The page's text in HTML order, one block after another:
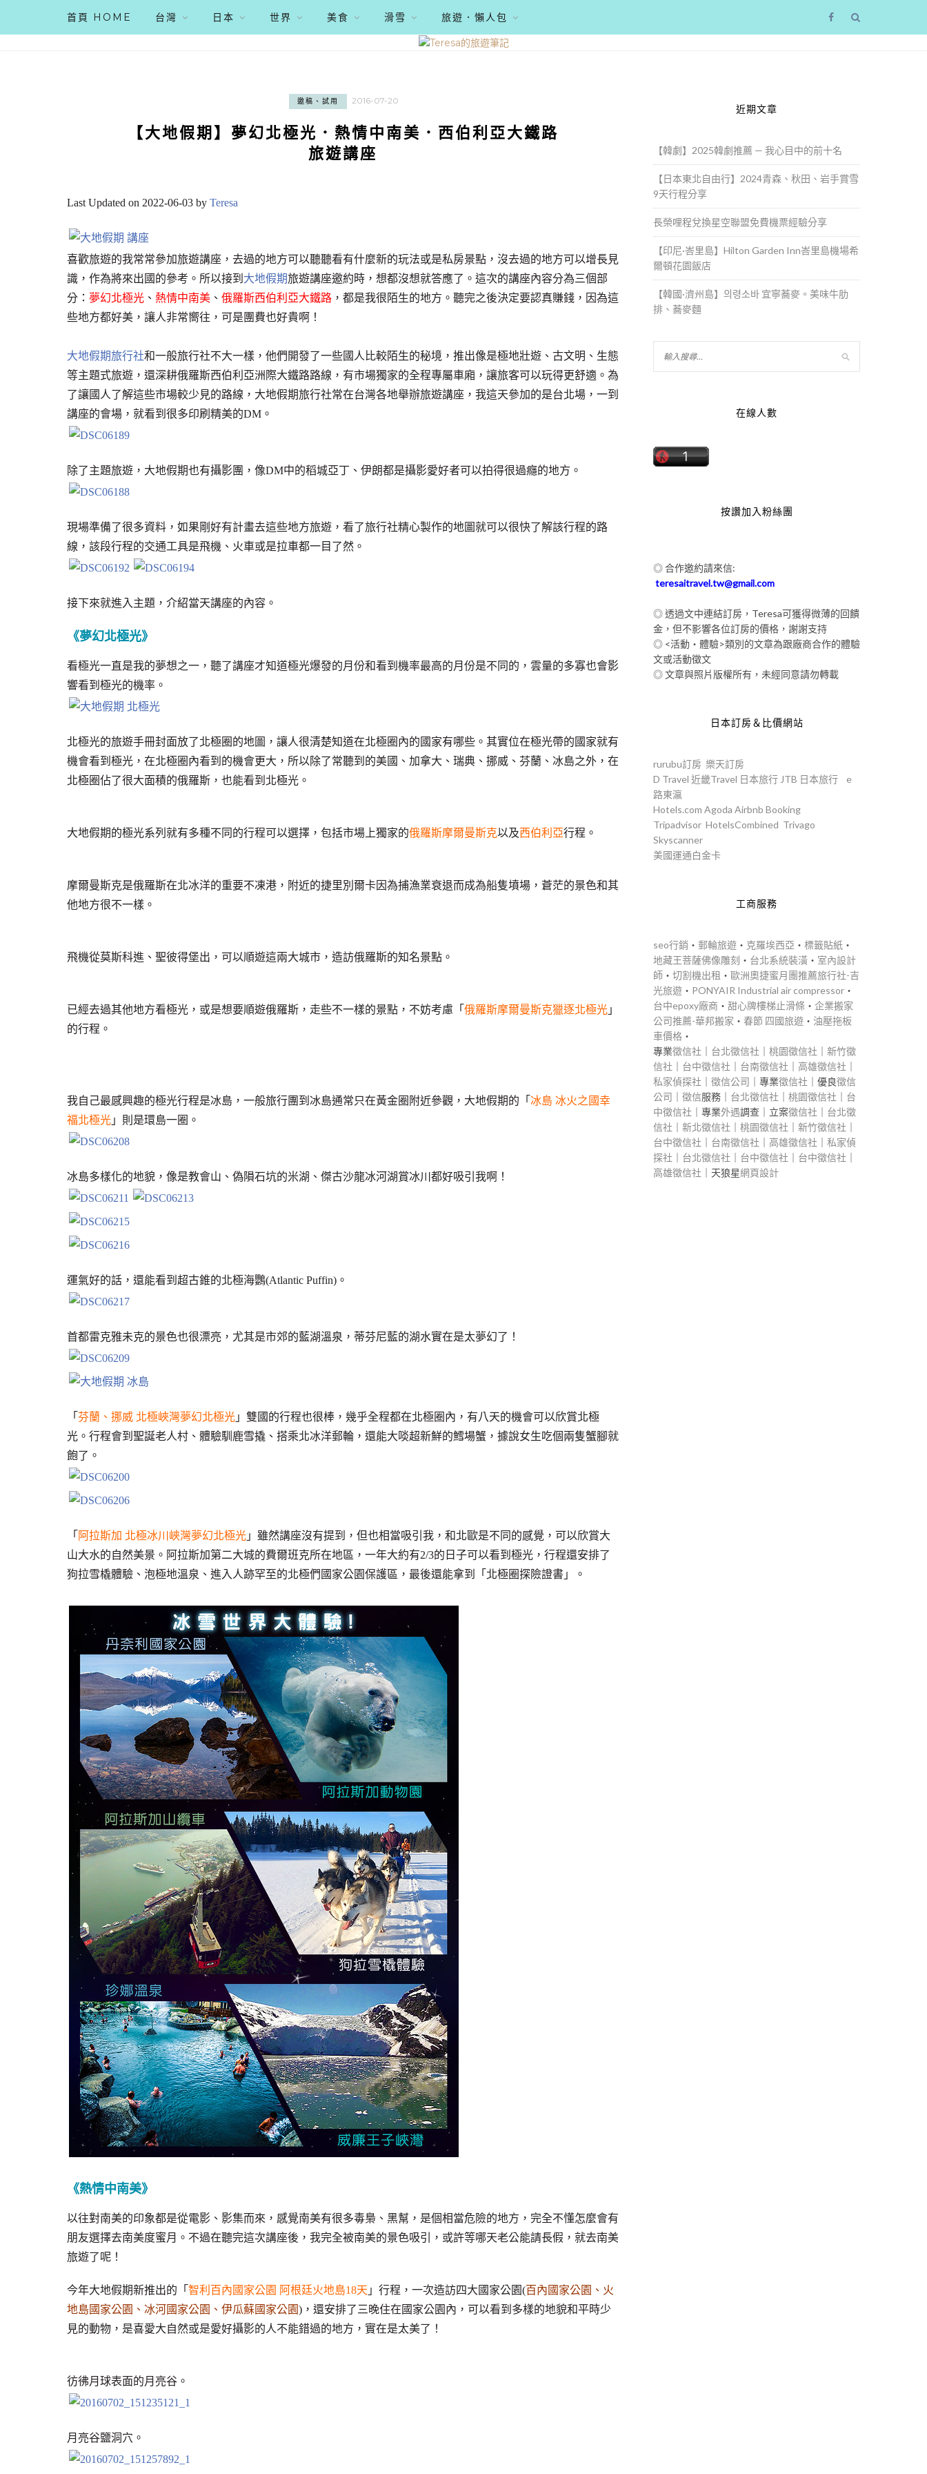
首頁 HOME 台灣 日本 世界 美食 滑雪 旅遊．懶人包
邀稿、試用 2016-07-20
【大地假期】夢幻北極光．熱情中南美．西伯利亞大鐵路
旅遊講座
Last Updated on 2022-06-03 by Teresa
喜歡旅遊的我常常參加旅遊講座，去過的地方可以聽聽看有什麼新的玩法或是私房景點，沒去過的地方可以增長見
識，作為將來出國的參考。所以接到 大地假期旅遊講座邀約時，想都沒想就答應了。這次的講座內容分為三個部
分： 夢幻北極光 、 熱情中南美 、 俄羅斯西伯利亞大鐵路 ，都是我很陌生的地方。聽完之後決定要認真賺錢，因為這
些地方都好美，讓人非常嚮往，可是團費也好貴啊！
大地假期旅行社和一般旅行社不大一樣，他們開發了一些國人比較陌生的秘境，推出像是極地壯遊、古文明、生態
等主題式旅遊，還深耕俄羅斯西伯利亞洲際大鐵路路線，有市場獨家的全程專屬車廂，讓旅客可以玩得更舒適。為
了讓國人了解這些市場較少見的路線，大地假期旅行社常在台灣各地舉辦旅遊講座，我這天參加的是台北場，一到
講座的會場，就看到很多印刷精美的DM。
除了主題旅遊，大地假期也有攝影團，像DM中的稻城亞丁、伊朗都是攝影愛好者可以拍得很過癮的地方。
現場準備了很多資料，如果剛好有計畫去這些地方旅遊，看了旅行社精心製作的地圖就可以很快了解該行程的路
線，該段行程的交通工具是飛機、火車或是拉車都一目了然。
接下來就進入主題，介紹當天講座的內容。
《夢幻北極光》
看極光一直是我的夢想之一，聽了講座才知道極光爆發的月份和看到機率最高的月份是不同的，雲量的多寡也會影
響看到極光的機率。
北極光的旅遊手冊封面放了北極圈的地圖，讓人很清楚知道在北極圈內的國家有哪些。其實位在極光帶的國家就有
機會看到極光，在北極圈內看到的機會更大，所以除了常聽到的美國、加拿大、瑞典、挪威、芬蘭、冰島之外，在
北極圈佔了很大面積的俄羅斯，也能看到北極光。
大地假期的極光系列就有多種不同的行程可以選擇，包括市場上獨家的俄羅斯摩爾曼斯克以及西伯利亞行程。
摩爾曼斯克是俄羅斯在北冰洋的重要不凍港，附近的捷里別爾卡因為捕漁業衰退而成為船隻墳場，蒼茫的景色和其
他地方很不一樣。
飛機從莫斯科進、聖彼得堡出，可以順遊這兩大城市，造訪俄羅斯的知名景點。
已經去過其他地方看極光，或是想要順遊俄羅斯，走些不一樣的景點，不妨考慮「 俄羅斯摩爾曼斯克獵逐北極光 」
的行程。
我自己最感興趣的極光行程是冰島，一般旅行團到冰島通常只在黃金圈附近參觀，大地假期的「 冰島 冰火之國幸
福北極光 」則是環島一圈。
冰島多樣化的地貌，像是教會山、偽隕石坑的米湖、傑古沙龍冰河湖賞冰川都好吸引我啊！
運氣好的話，還能看到超古錐的北極海鸚(Atlantic Puffin)。
首都雷克雅未克的景色也很漂亮，尤其是市郊的藍湖溫泉，蒂芬尼藍的湖水實在是太夢幻了！
「 芬蘭、挪威 北極峽灣夢幻北極光 」雙國的行程也很棒，幾乎全程都在北極圈內，有八天的機會可以欣賞北極
光。行程會到聖誕老人村、體驗馴鹿雪撬、搭乘北冰洋郵輪，還能大啖超新鮮的鱈場蟹，據說女生吃個兩隻蟹腳就
飽了。
「 阿拉斯加 北極冰川峽灣夢幻北極光 」雖然講座沒有提到，但也相當吸引我，和北歐是不同的感覺，可以欣賞大
山大水的自然美景。阿拉斯加第二大城的費爾班克所在地區，一年大約有2/3的日子可以看到極光，行程還安排了
狗拉雪橇體驗、泡極地溫泉、進入人跡罕至的北極們國家公園保護區，最後還能拿到「北極圈探險證書」。
《熱情中南美》
以往對南美的印象都是從電影、影集而來，感覺南美有很多毒梟、黑幫，是個相當危險的地方，完全不懂怎麼會有
朋友選擇去南美度蜜月。不過在聽完這次講座後，我完全被南美的景色吸引，或許等哪天老公能請長假，就去南美
旅遊了呢！
今年大地假期新推出的「 智利百內國家公園 阿根廷火地島18天 」行程，一次造訪四大國家公園(百內國家公園、火
地島國家公園、冰河國家公園、伊瓜蘇國家公園)，還安排了三晚住在國家公園內，可以看到多樣的地貌和平時少
見的動物，是喜愛大自然或是愛好攝影的人不能錯過的地方，實在是太美了！
彷彿月球表面的月亮谷。
月亮谷鹽洞穴。
近期文章
【韓劇】2025韓劇推薦 — 我心目中的前十名
【日本東北自由行】2024青森、秋田、岩手賞雪
9天行程分享
長榮哩程兌換星空聯盟免費機票經驗分享
【印尼·峇里島】Hilton Garden Inn峇里島機場希
爾頓花園飯店
【韓國·濟州島】의령소바 宜寧蕎麥。美味牛肋
排、蕎麥麵
在線人數
按讚加入粉絲團
◎ 合作邀約請來信:
teresaitravel.tw@gmail.com
◎ 透過文中連結訂房，Teresa可獲得微薄的回饋
金，但不影響各位訂房的價格，謝謝支持
◎ <活動‧體驗>類別的文章為跟廠商合作的體驗
文或活動徵文
◎ 文章與照片版權所有，未經同意請勿轉載
日本訂房＆比價網站
rurubu訂房 樂天訂房
D Travel 近畿Travel 日本旅行 JTB 日本旅行
e
路東瀛
Hotels.com Agoda Airbnb Booking
Tripadvisor HotelsCombined Trivago
Skyscanner
美國運通白金卡
工商服務
seo行銷 ‧ 郵輪旅遊 ‧ 克羅埃西亞 ‧ 標籤貼紙 ‧
地藏王菩薩佛像雕刻 ‧ 台北系統裝潢 ‧ 室內設計
師 ‧ 切割機出租 ‧ 歐洲奧捷蜜月團推薦旅行社-吉
光旅遊 ‧ PONYAIR Industrial air compressor ‧
台中epoxy廠商 ‧ 甜心牌樓梯止滑條 ‧ 企業搬家
公司推薦-華邦搬家 ‧ 春節 四國旅遊 ‧ 油壓拖板
車價格 ‧
專業徵信社 台北徵信社 桃園徵信社
新竹徵
信社
台中徵信社 台南徵信社 高雄徵信社
私家偵探社
徵信公司 ｜專業徵信社 ｜優良徵信
公司
徵信服務｜ 台北徵信社 桃園徵信社
台
中徵信社 ｜專業外遇調查｜立案徵信社
台北徵
信社
新北徵信社 桃園徵信社 新竹徵信社
台中徵信社
台南徵信社 高雄徵信社
私家偵
探社
台北徵信社 台中徵信社 台中徵信社
高雄徵信社 ｜天狼星網頁設計